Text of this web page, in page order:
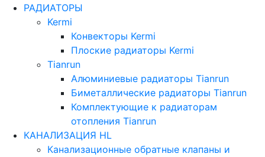
РАДИАТОРЫ
Kermi
Конвекторы Kermi
Плоские радиаторы Kermi
Tianrun
Алюминиевые радиаторы Tianrun
Биметаллические радиаторы Tianrun
Комплектующие к радиаторам
отопления Tianrun
КАНАЛИЗАЦИЯ HL
Канализационные обратные клапаны и